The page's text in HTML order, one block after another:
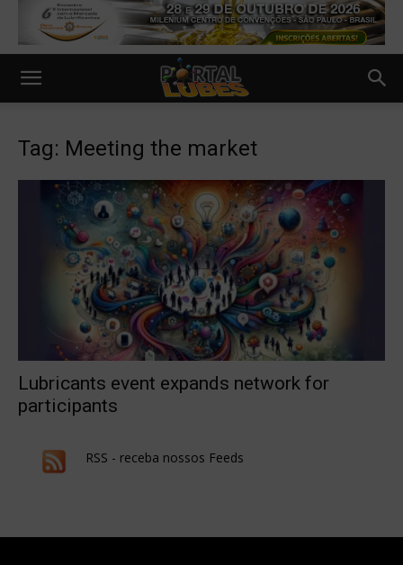
Tag: Meeting the market
Lubricants event expands network for
participants
RSS - receba nossos Feeds